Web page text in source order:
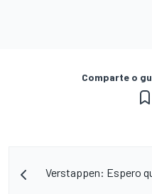
Comparte o
Verstappen: Espero